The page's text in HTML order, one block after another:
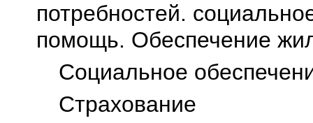
потребностей.
помощь. Обеспечение
Социальное
Страхование